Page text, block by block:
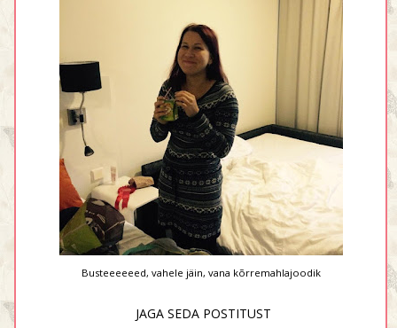
Busteeeeeed, vahele jäin, vana kõrremahlajoodik
JAGA SEDA POSTITUST